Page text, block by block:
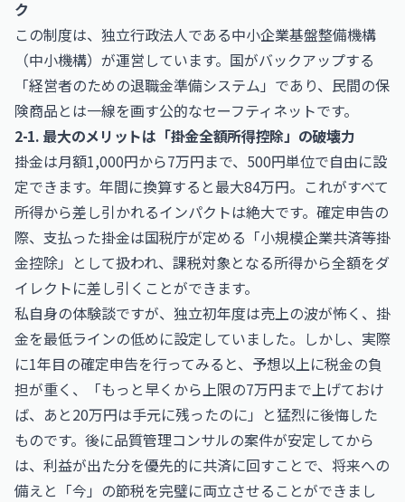
ク
この制度は、独立行政法人である中小企業基盤整備機構
（中小機構） が運営しています。国がバックアップする
「経営者のための退職金準備システム」であり、民間の保
険商品とは一線を画す公的なセーフティネットです。
2-1. 最大のメリットは「掛金全額所得控除」の破壊力
掛金は月額1,000円から7万円まで、500円単位で自由に設
定できます。年間に換算すると最大84万円。これがすべて
所得から差し引かれるインパクトは絶大です。確定申告の
際、支払った掛金は国税庁が定める「小規模企業共済等掛
金控除」として扱われ、課税対象となる所得から全額をダ
イレクトに差し引くことができます。
私自身の体験談ですが、独立初年度は売上の波が怖く、掛
金を最低ラインの低めに設定していました。しかし、実際
に1年目の確定申告を行ってみると、予想以上に税金の負
担が重く、「もっと早くから上限の7万円まで上げておけ
ば、あと20万円は手元に残ったのに」と猛烈に後悔した
ものです。後に品質管理コンサルの案件が安定してから
は、利益が出た分を優先的に共済に回すことで、将来への
備えと「今」の節税を完璧に両立させることができまし